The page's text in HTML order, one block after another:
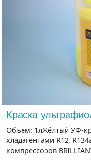
Краска
Объем: 1лЖёлтый УФ-
хладагентами R12,
компрессоров